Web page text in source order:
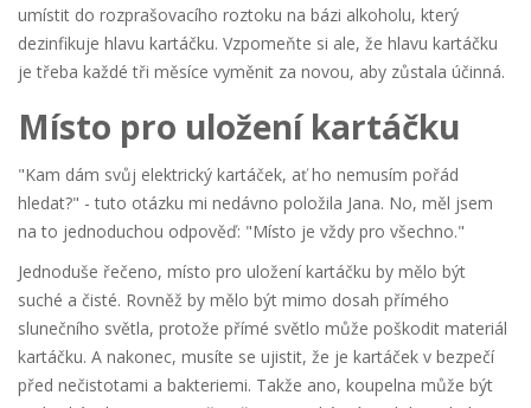
umístit do rozprašovacího roztoku na bázi alkoholu, který
dezinfikuje hlavu kartáčku. Vzpomeňte si ale, že hlavu kartáčku
je třeba každé tři měsíce vyměnit za novou, aby zůstala účinná.
Místo pro uložení kartáčku
"Kam dám svůj elektrický kartáček, ať ho nemusím pořád
hledat?" - tuto otázku mi nedávno položila Jana. No, měl jsem
na to jednoduchou odpověď: "Místo je vždy pro všechno."
Jednoduše řečeno, místo pro uložení kartáčku by mělo být
suché a čisté. Rovněž by mělo být mimo dosah přímého
slunečního světla, protože přímé světlo může poškodit materiál
kartáčku. A nakonec, musíte se ujistit, že je kartáček v bezpečí
před nečistotami a bakteriemi. Takže ano, koupelna může být